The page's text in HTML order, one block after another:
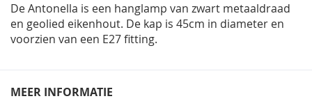
De Antonella is een hanglamp van zwart metaaldraad
en geolied eikenhout. De kap is 45cm in diameter en
voorzien van een E27 fitting.
MEER INFORMATIE